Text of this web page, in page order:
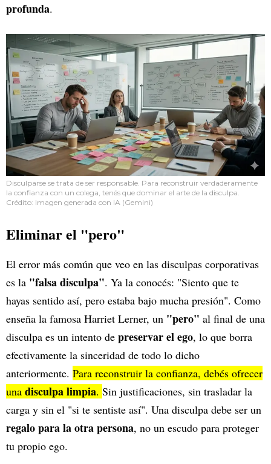
profunda.
Disculparse se trata de ser responsable. Para reconstruir verdaderamente
la confianza con un colega, tenés que dominar el arte de la disculpa.
Crédito: Imagen generada con IA (Gemini)
Eliminar el "pero"
El error más común que veo en las disculpas corporativas
es la "falsa disculpa". Ya la conocés: "Siento que te
hayas sentido así, pero estaba bajo mucha presión". Como
enseña la famosa Harriet Lerner, un "pero" al final de una
disculpa es un intento de preservar el ego, lo que borra
efectivamente la sinceridad de todo lo dicho
anteriormente. Para reconstruir la confianza, debés ofrecer
una disculpa limpia. Sin justificaciones, sin trasladar la
carga y sin el "si te sentiste así". Una disculpa debe ser un
regalo para la otra persona, no un escudo para proteger
tu propio ego.